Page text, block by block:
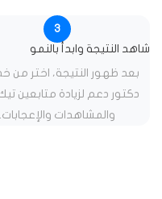
3
شاهد النتيجة وابدأ بالنمو
بعد ظهور النتيجة، اختر من
دكتور دعم لزيادة متابعين
والمشاهدات والإعجابات.